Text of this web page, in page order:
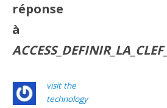
réponse
à
visit the
technology